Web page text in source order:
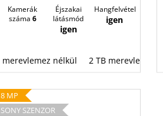
Kamerák
száma 6
Éjszakai
látásmód
igen
Hangfelvétel
igen
merevlemez nélkül 2 TB merevlemez
8 MP
SONY SZENZOR